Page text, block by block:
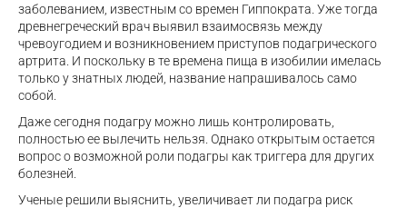
заболеванием, известным со времен Гиппократа. Уже тогда
древнегреческий врач выявил взаимосвязь между
чревоугодием и возникновением приступов подагрического
артрита. И поскольку в те времена пища в изобилии имелась
только у знатных людей, название напрашивалось само
собой.
Даже сегодня подагру можно лишь контролировать,
полностью ее вылечить нельзя. Однако открытым остается
вопрос о возможной роли подагры как триггера для других
болезней.
Ученые решили выяснить, увеличивает ли подагра риск